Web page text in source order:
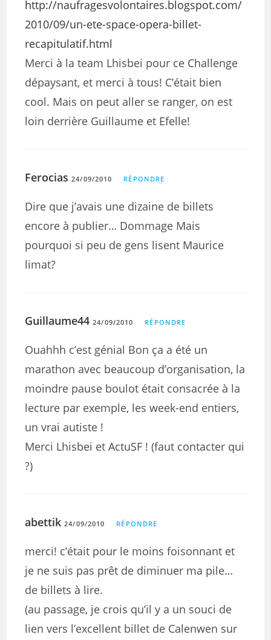
http://naufragesvolontaires.blogspot.com/
2010/09/un-ete-space-opera-billet-
recapitulatif.html
Merci à la team Lhisbei pour ce Challenge
dépaysant, et merci à tous! C’était bien
cool. Mais on peut aller se ranger, on est
loin derrière Guillaume et Efelle!
Ferocias 24/09/2010 RÉPONDRE
Dire que j’avais une dizaine de billets
encore à publier… Dommage Mais
pourquoi si peu de gens lisent Maurice
limat?
Guillaume44 24/09/2010 RÉPONDRE
Ouahhh c’est génial Bon ça a été un
marathon avec beaucoup d’organisation, la
moindre pause boulot était consacrée à la
lecture par exemple, les week-end entiers,
un vrai autiste !
Merci Lhisbei et ActuSF ! (faut contacter qui
?)
abettik 24/09/2010 RÉPONDRE
merci! c’était pour le moins foisonnant et
je ne suis pas prêt de diminuer ma pile…
de billets à lire.
(au passage, je crois qu’il y a un souci de
lien vers l’excellent billet de Calenwen sur